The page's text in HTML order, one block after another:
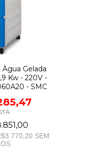
Gelada
Kw - 220V -
- SMC
SEM